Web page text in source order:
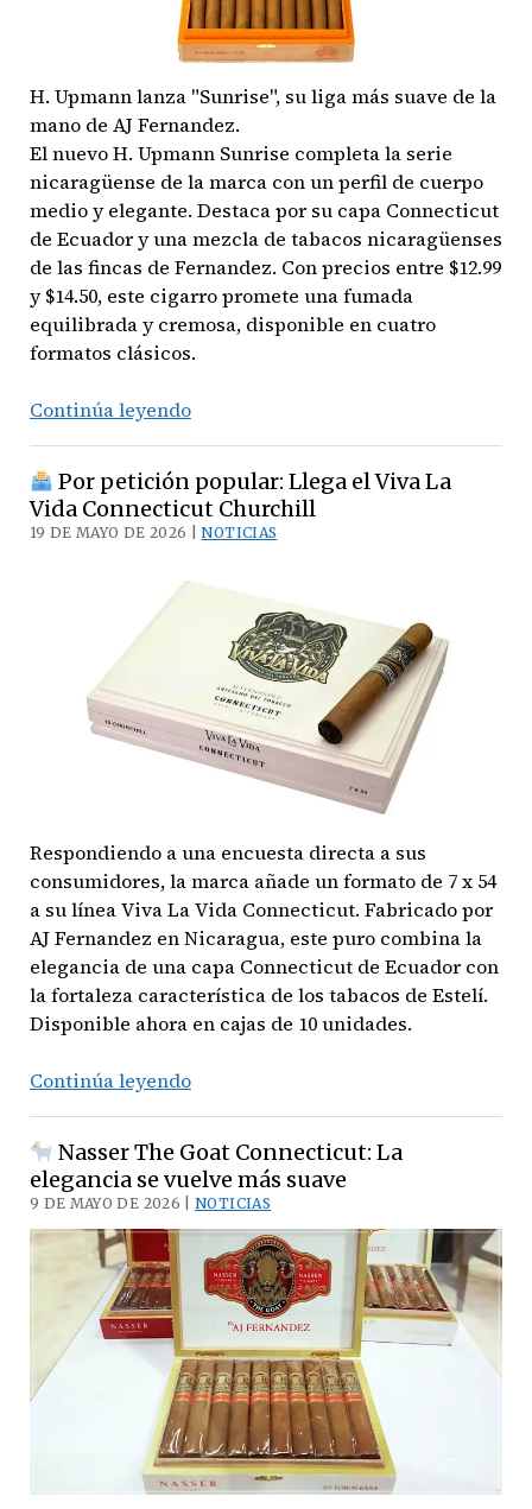
H. Upmann lanza "Sunrise", su liga más suave de la
mano de AJ Fernandez.
El nuevo H. Upmann Sunrise completa la serie
nicaragüense de la marca con un perfil de cuerpo
medio y elegante. Destaca por su capa Connecticut
de Ecuador y una mezcla de tabacos nicaragüenses
de las fincas de Fernandez. Con precios entre $12.99
y $14.50, este cigarro promete una fumada
equilibrada y cremosa, disponible en cuatro
formatos clásicos.
Continúa leyendo
Upmann
Sunrise:
La
de
amanecer
nicaragüense
Por petición popular: Llega el Viva La
Vida Connecticut Churchill
19 DE MAYO DE 2026 |NOTICIAS
Respondiendo a una encuesta directa a sus
consumidores, la marca añade un formato de 7 x 54
a su línea Viva La Vida Connecticut. Fabricado por
AJ Fernandez en Nicaragua, este puro combina la
elegancia de una capa Connecticut de Ecuador con
la fortaleza característica de los tabacos de Estelí.
Disponible ahora en cajas de 10 unidades.
Continúa leyendo
popular:
Llega
Viva
La
Vida
Connecticut
Churchill
Nasser The Goat Connecticut: La
elegancia se vuelve más suave
9 DE MAYO DE 2026 |NOTICIAS